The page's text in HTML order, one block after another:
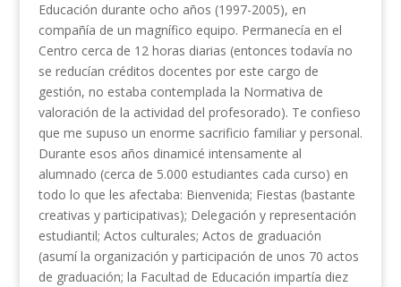
Educación durante ocho años (1997-2005), en
compañía de un magnífico equipo. Permanecía en el
Centro cerca de 12 horas diarias (entonces todavía no
se reducían créditos docentes por este cargo de
gestión, no estaba contemplada la Normativa de
valoración de la actividad del profesorado). Te confieso
que me supuso un enorme sacrificio familiar y personal.
Durante esos años dinamicé intensamente al
alumnado (cerca de 5.000 estudiantes cada curso) en
todo lo que les afectaba: Bienvenida; Fiestas (bastante
creativas y participativas); Delegación y representación
estudiantil; Actos culturales; Actos de graduación
(asumí la organización y participación de unos 70 actos
de graduación; la Facultad de Educación impartía diez